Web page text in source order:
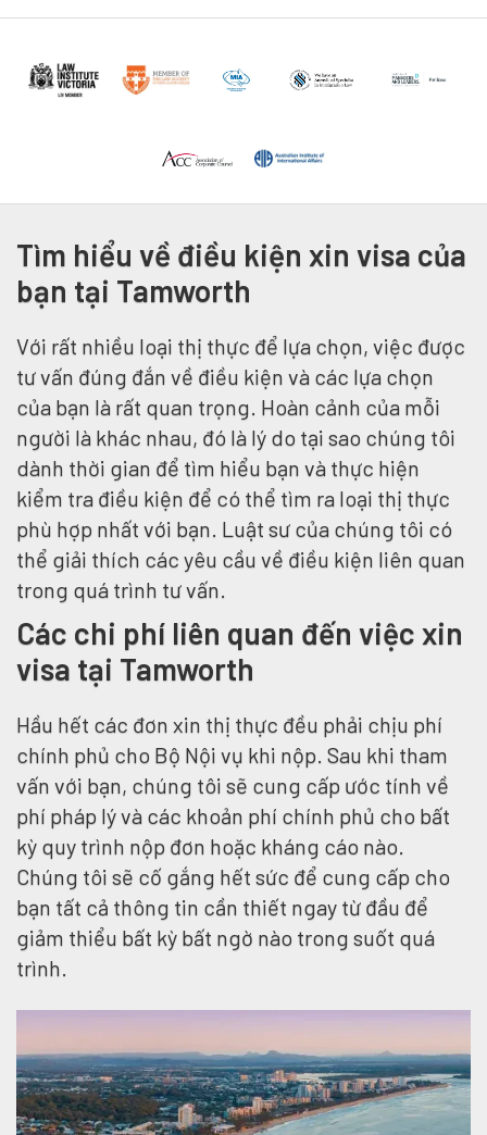
Tìm hiểu về điều kiện xin visa của
bạn tại Tamworth
Với rất nhiều loại thị thực để lựa chọn, việc được
tư vấn đúng đắn về điều kiện và các lựa chọn
của bạn là rất quan trọng. Hoàn cảnh của mỗi
người là khác nhau, đó là lý do tại sao chúng tôi
dành thời gian để tìm hiểu bạn và thực hiện
kiểm tra điều kiện để có thể tìm ra loại thị thực
phù hợp nhất với bạn. Luật sư của chúng tôi có
thể giải thích các yêu cầu về điều kiện liên quan
trong quá trình tư vấn.
Các chi phí liên quan đến việc xin
visa tại Tamworth
Hầu hết các đơn xin thị thực đều phải chịu phí
chính phủ cho Bộ Nội vụ khi nộp. Sau khi tham
vấn với bạn, chúng tôi sẽ cung cấp ước tính về
phí pháp lý và các khoản phí chính phủ cho bất
kỳ quy trình nộp đơn hoặc kháng cáo nào.
Chúng tôi sẽ cố gắng hết sức để cung cấp cho
bạn tất cả thông tin cần thiết ngay từ đầu để
giảm thiểu bất kỳ bất ngờ nào trong suốt quá
trình.